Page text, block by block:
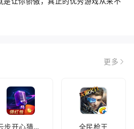
更多
云步开心猜歌名 全民枪王